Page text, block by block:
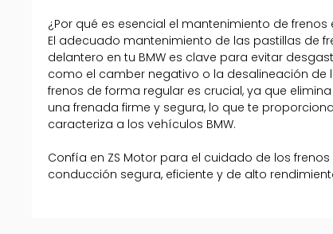
¿Por qué es esencial el mantenimiento de frenos
El adecuado mantenimiento de las pastillas de
delantero en tu BMW es clave para evitar
como el camber negativo o la desalineación de
frenos de forma regular es crucial, ya que
una frenada firme y segura, lo que te
caracteriza a los vehículos BMW.
Confía en ZS Motor para el cuidado de los
conducción segura, eficiente y de alto